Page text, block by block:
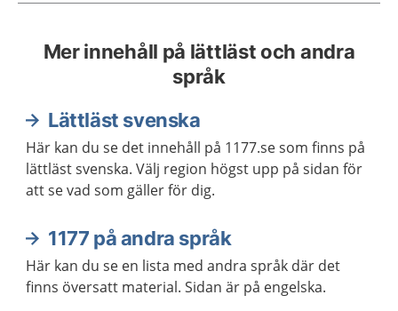
Mer innehåll på lättläst och andra
språk
Lättläst svenska
Här kan du se det innehåll på 1177.se som finns på
lättläst svenska. Välj region högst upp på sidan för
att se vad som gäller för dig.
1177 på andra språk
Här kan du se en lista med andra språk där det
finns översatt material. Sidan är på engelska.